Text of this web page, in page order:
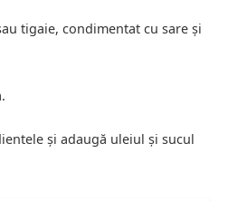
tigaie, condimentat cu sare și
și adaugă uleiul și sucul